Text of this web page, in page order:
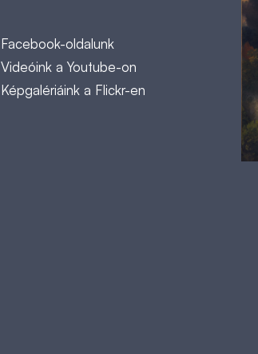
Facebook-oldalunk
Videóink a Youtube-on
Képgalériáink a Flickr-en